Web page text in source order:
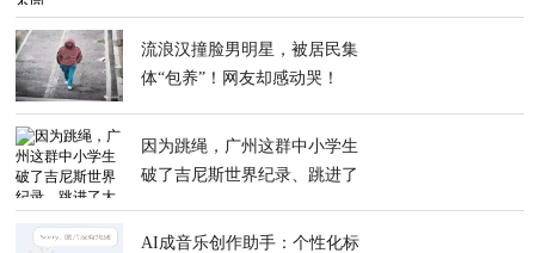
流浪汉撞脸男明星，被居民集
体“包养”！网友却感动哭！
因为跳绳，广州这群中小学生
破了吉尼斯世界纪录、跳进了
AI成音乐创作助手：个性化标